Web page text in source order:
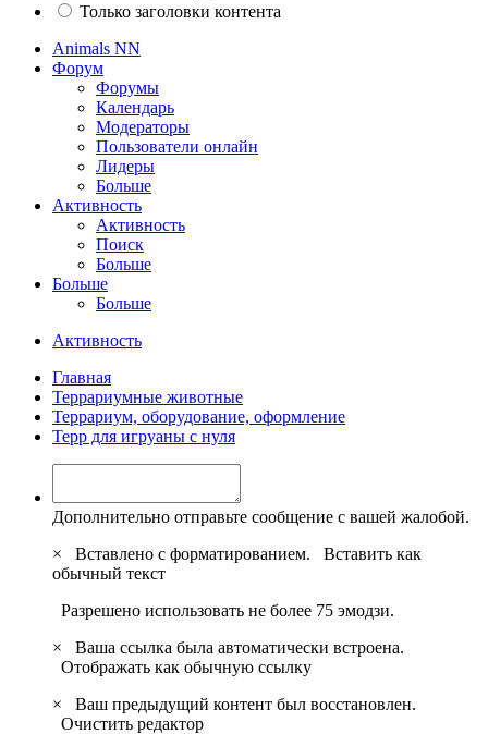
Только заголовки контента
Animals NN
Форум
Форумы
Календарь
Модераторы
Пользователи онлайн
Лидеры
Больше
Активность
Активность
Поиск
Больше
Больше
Больше
Активность
Главная
Террариумные животные
Террариум, оборудование, оформление
Терр для игруаны с нуля
Дополнительно отправьте сообщение с вашей жалобой.
×
Вставлено с форматированием. Вставить как
обычный текст
Разрешено использовать не более 75 эмодзи.
×
Ваша ссылка была автоматически встроена.
Отображать как обычную ссылку
×
Ваш предыдущий контент был восстановлен.
Очистить редактор